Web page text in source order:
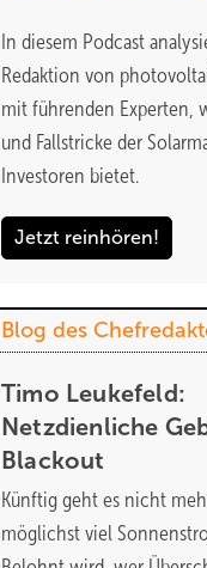
In diesem Podcast
Redaktion von
mit führenden Experten,
und Fallstricke der
Investoren bietet.
Jetzt reinhören!
Blog des
Timo Leukefeld:
Netzdienliche
Blackout
Künftig geht es nicht
möglichst viel